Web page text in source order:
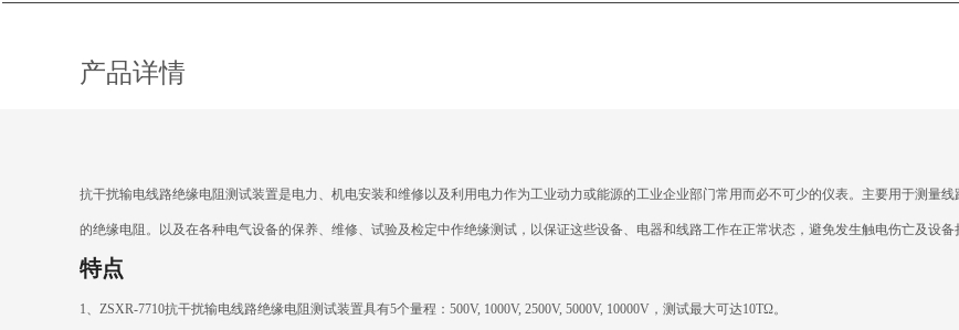
产品详情
抗干扰输电线路绝缘电阻测试装置是电力、机电安装和维修以及利用电力作为工业动力或能源的工业企业部门常用而必不可少的仪表。主要用于测量线
的绝缘电阻。以及在各种电气设备的保养、维修、试验及检定中作绝缘测试，以保证这些设备、电器和线路工作在正常状态，避免发生触电伤亡及设备
特点
1、ZSXR-7710抗干扰输电线路绝缘电阻测试装置具有5个量程：500V, 1000V, 2500V, 5000V, 10000V，测试最大可达10TΩ。